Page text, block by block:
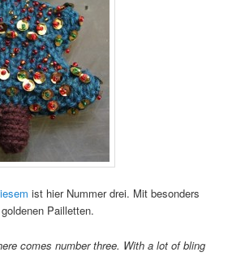
ist hier Nummer drei. Mit besonders
Pailletten.
comes number three. With a lot of bling